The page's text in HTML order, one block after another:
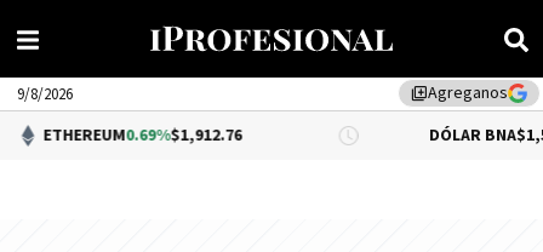
library_addAgreganos
9/8/2026
0.69%$1,912.76 DÓLAR BNA$1,520.00